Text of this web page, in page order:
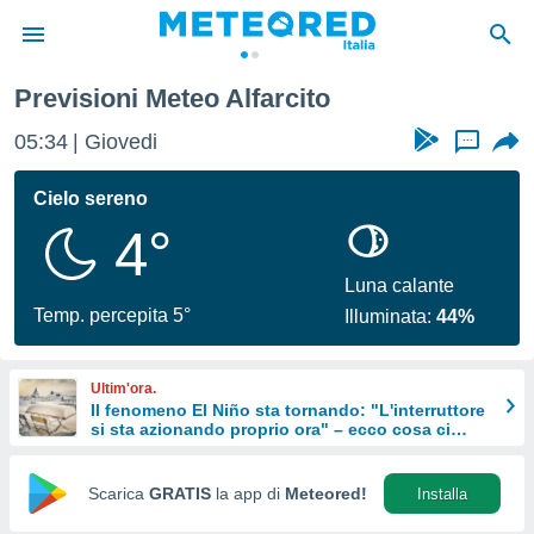
di
per
le
di
Web
Previsioni Meteo Alfarcito
05:34 Giovedi ...
Cielo sereno
4°
Temp. percepita 5°
Luna calante
Illuminata:44%
Ultim'ora.
Il fenomeno El Niño sta tornando: "L'interruttore
si sta azionando proprio ora" – ecco cosa ci
Scarica GRATIS la app di Meteored! Installa